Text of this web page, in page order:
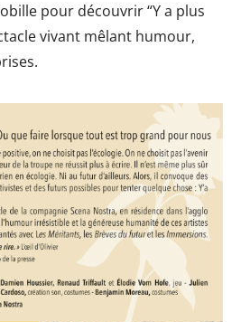
pour découvrir “Y a plus
vivant mêlant humour,